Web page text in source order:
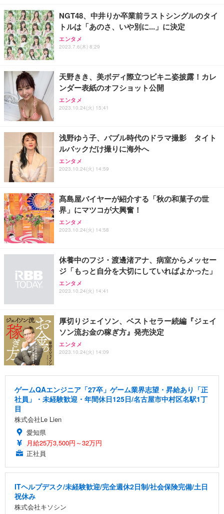
務用 おしゃれ パソコンチェア (ホワイト)
ANDWINT オフィスチェア デスクチェア 肘なし メ
ッシュ 通気性 ランバーサポート付き 腰サポート ガ
ス圧無段階昇降 360度回転 キャスター付き コンパク
【MiniLED/24.5inch/280Hz/FHD】GRAPHT THE S
HOOTER Gaming Monitor 24” Essential ゲーミン
グモニター QD 24.5インチ 1ms FHD 量子ドット 残
アイリスオーヤマ ペットシーツ 超厚型 お徳用 レギ
ュラー 200枚入【Amazon.co.jp限定】
NGT48、中井りか卒業前ラストシングルのタイ
トルは「あのさ、いや別に...」に決定
エンタメ
2023.7.6(木) 8:29
天野きき、美ボディ際立つビキニ姿披露！カレ
ンダー表紙のオフショット公開
エンタメ
2023.10.24(火) 15:41
浅野ゆう子、バブル時代のドラマ撮影 タイト
ルバックだけ撮りに海外へ
エンタメ
2023.10.24(火) 14:59
髙島屋バイヤーが紹介する「秋の和菓子の世
界」にマツコが大興奮！
エンタメ
2023.10.24(火) 14:58
休養中のフジ・渡邊渚アナ、病室からメッセー
ジ「もっと自分を大切にしていればよかった」
エンタメ
2023.10.24(火) 14:41
厚切りジェイソン、ベストセラー続編『ジェイ
ソン流お金の稼ぎ方』発売決定
エンタメ
2023.10.24(火) 14:09
ゲームQAエンジニア「27卒」ゲーム業界志望・昇給あり「正
社員」・未経験歓迎・年間休日125日/名古屋市中村区名駅1丁
目
株式会社Le Lien
愛知県
月給25万3,500円～32万円
正社員
ITヘルプデスク/未経験歓迎/完全週休2日制/社会保険完備/土日
祝休み
株式会社キソシン